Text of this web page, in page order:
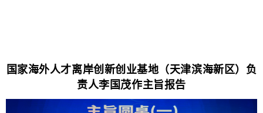
国家海外人才离岸创新创业基地（天津滨海新区）负
责人李国茂作主旨报告